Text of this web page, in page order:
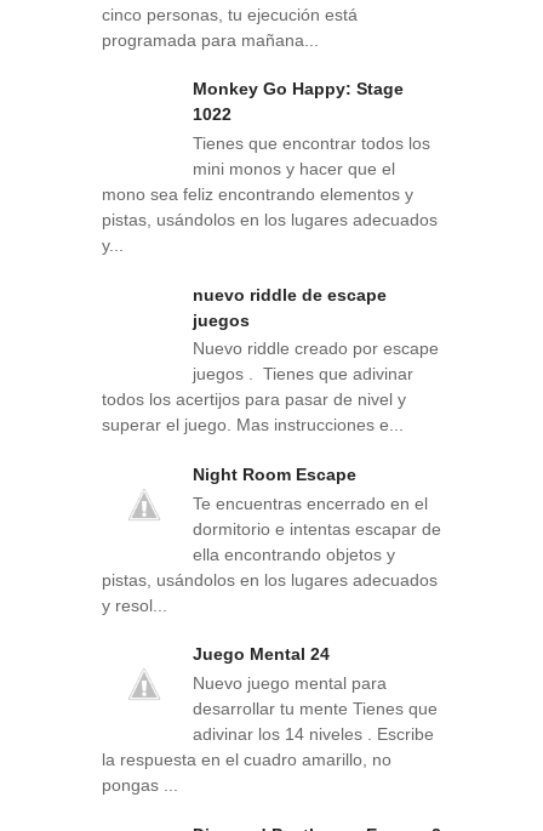
cinco personas, tu ejecución está
programada para mañana...
Monkey Go Happy: Stage
1022
Tienes que encontrar todos los
mini monos y hacer que el
mono sea feliz encontrando elementos y
pistas, usándolos en los lugares adecuados
y...
nuevo riddle de escape
juegos
Nuevo riddle creado por escape
juegos . Tienes que adivinar
todos los acertijos para pasar de nivel y
superar el juego. Mas instrucciones e...
Night Room Escape
Te encuentras encerrado en el
dormitorio e intentas escapar de
ella encontrando objetos y
pistas, usándolos en los lugares adecuados
y resol...
Juego Mental 24
Nuevo juego mental para
desarrollar tu mente Tienes que
adivinar los 14 niveles . Escribe
la respuesta en el cuadro amarillo, no
pongas ...